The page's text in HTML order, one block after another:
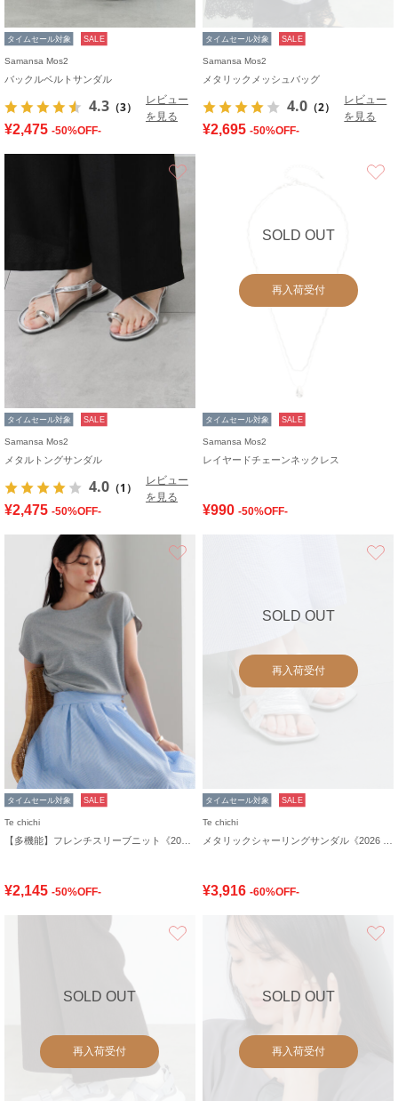
タイムセール対象 SALE
Samansa Mos2
バックルベルトサンダル
4.3 （3）
レビュー
を見る
¥2,475 -50%OFF-
タイムセール対象 SALE
Samansa Mos2
メタリックメッシュバッグ
4.0 （2）
レビュー
を見る
¥2,695 -50%OFF-
タイムセール対象 SALE
Samansa Mos2
メタルトングサンダル
4.0 （1）
レビュー
を見る
¥2,475 -50%OFF-
SOLD OUT
再入荷受付
タイムセール対象 SALE
Samansa Mos2
レイヤードチェーンネックレス
¥990 -50%OFF-
タイムセール対象 SALE
Te chichi
¥2,145 -50%OFF-
SOLD OUT
再入荷受付
タイムセール対象 SALE
Te chichi
¥3,916 -60%OFF-
SOLD OUT
再入荷受付
SOLD OUT
再入荷受付